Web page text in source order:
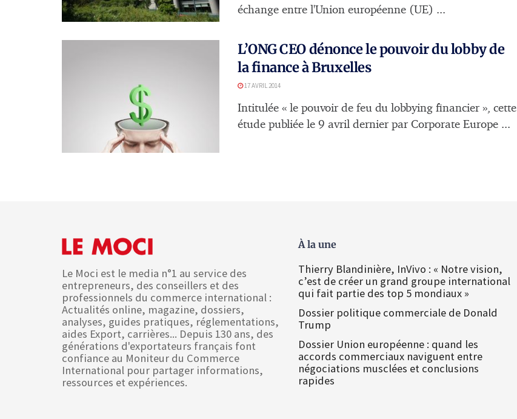
échange entre l'Union européenne (UE) ...
L’ONG CEO dénonce le pouvoir du lobby de
la finance à Bruxelles
17 AVRIL 2014
Intitulée « le pouvoir de feu du lobbying financier », cette
étude publiée le 9 avril dernier par Corporate Europe ...
Le Moci est le media n°1 au service des
entrepreneurs, des conseillers et des
professionnels du commerce international :
Actualités online, magazine, dossiers,
analyses, guides pratiques, réglementations,
aides Export, carrières... Depuis 130 ans, des
générations d'exportateurs français font
confiance au Moniteur du Commerce
International pour partager informations,
ressources et expériences.
À la une
Thierry Blandinière, InVivo : « Notre vision,
c’est de créer un grand groupe international
qui fait partie des top 5 mondiaux »
Dossier politique commerciale de Donald
Trump
Dossier Union européenne : quand les
accords commerciaux naviguent entre
négociations musclées et conclusions
rapides